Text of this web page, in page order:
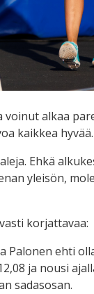
alkaa
kaikkea hyvää.
Ehkä
yleisön,
korjattavaa:
Palonen ehti
ja nousi
sadasosan.